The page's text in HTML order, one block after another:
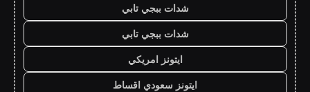
شدات ببجي تابي
شدات ببجي تابي
ايتونز امريكي
ايتونز سعودي اقساط